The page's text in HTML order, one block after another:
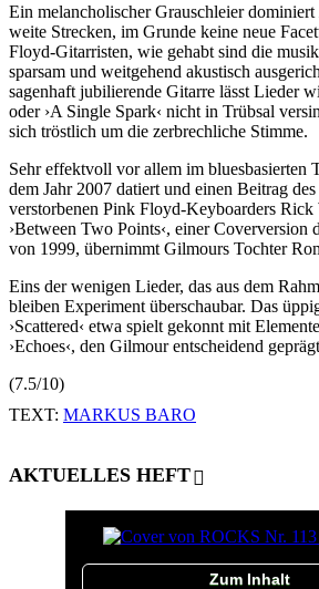
Ein melancholischer Grauschleier dominiert
weite Strecken, im Grunde keine neue
Floyd-Gitarristen, wie gehabt sind die
sparsam und weitgehend akustisch
sagenhaft jubilierende Gitarre lässt Lieder
oder ›A Single Spark‹ nicht in Trübsal
sich tröstlich um die zerbrechliche Stimme.
Sehr effektvoll vor allem im bluesbasierten
dem Jahr 2007 datiert und einen Beitrag des
verstorbenen Pink Floyd-Keyboarders Rick
›Between Two Points‹, einer
von 1999, übernimmt Gilmours Tochter
Eins der wenigen Lieder, das aus dem
bleiben Experiment überschaubar. Das
›Scattered‹ etwa spielt gekonnt mit
›Echoes‹, den Gilmour entscheidend
(7.5/10)
TEXT: MARKUS BARO
AKTUELLES HEFT
Zum Inhalt